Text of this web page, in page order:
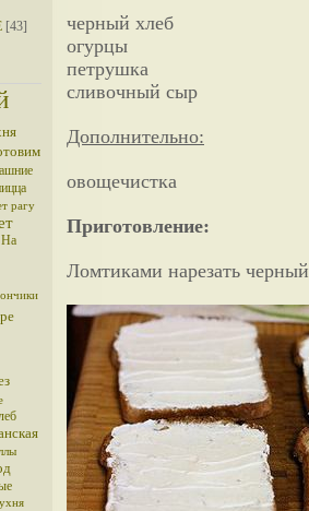
[43]
рагу
На
черный хлеб
огурцы
петрушка
сливочный сыр
Дополнительно:
овощечистка
Приготовление:
Ломтиками нарезать